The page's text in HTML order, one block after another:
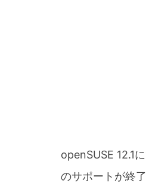
openSUSE 12.1
のサポートが終